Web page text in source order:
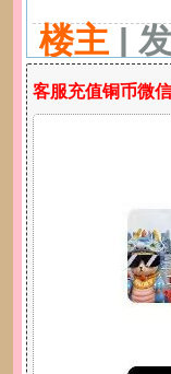
楼主 |
客服充值铜币微信